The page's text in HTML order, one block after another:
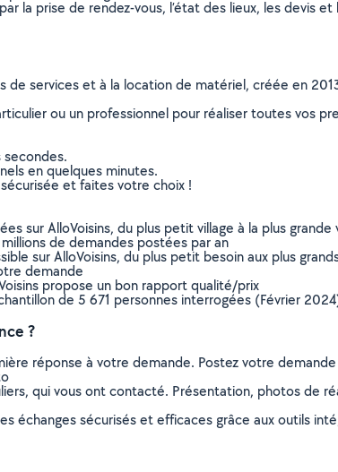
la prise de rendez-vous, l’état des lieux, les devis
de services et à la location de matériel, créée en
ou un professionnel pour réaliser toutes vos
secondes.
en quelques minutes.
et faites votre choix !
sur AlloVoisins, du plus petit village à la plus
de demandes postées par an
sur AlloVoisins, du plus petit besoin aux plus
demande
propose un bon rapport qualité/prix
de 5 671 personnes interrogées (Février
?
réponse à votre demande. Postez votre
qui vous ont contacté. Présentation, photos de
échanges sécurisés et efficaces grâce aux outils